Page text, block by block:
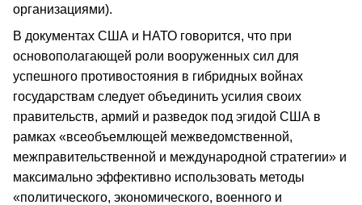
организациями).
В документах США и НАТО говорится, что при
основополагающей роли вооруженных сил для
успешного противостояния в гибридных войнах
государствам следует объединить усилия своих
правительств, армий и разведок под эгидой США в
рамках «всеобъемлющей межведомственной,
межправительственной и международной стратегии» и
максимально эффективно использовать методы
«политического, экономического, военного и